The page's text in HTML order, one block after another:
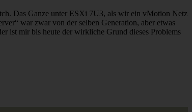
Das Ganze unter ESXi 7U3, als wir ein vMotion Netz
war zwar von der selben Generation, aber etwas
ist mir bis heute der wirkliche Grund dieses Problems